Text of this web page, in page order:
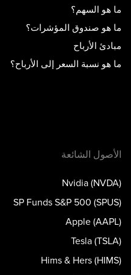
ما هو السهم؟
ما هو صندوق المؤشرات؟
مبادئ الأرباح
ما هو نسبة السعر إلى الأرباح؟
الأصول الشائعة
Nvidia (NVDA)
SP Funds S&P 500 (SPUS)
Apple (AAPL)
Tesla (TSLA)
Hims & Hers (HIMS)